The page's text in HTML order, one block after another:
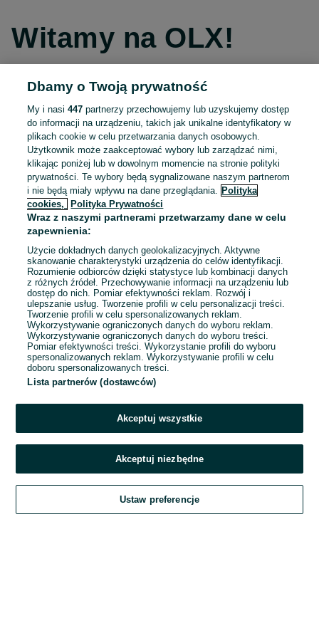
Witamy na OLX!
Kontynuuj przez Facebooka
Kontynuuj przez konto Apple
Kontynuuj przez konto Google
LUB
E-mail
Hasło
Zaloguj się
Kontynuując za pośrednictwem jednego z dostawców wskazanych powyżej,
OLX.pl w jego aktualnym brzmieniu.
Dbamy o Twoją prywatność
My i nasi447 partnerzy przechowujemy lub uzyskujemy dostęp
do informacji na urządzeniu, takich jak unikalne identyfikatory w
plikach cookie w celu przetwarzania danych osobowych.
Użytkownik może zaakceptować wybory lub zarządzać nimi,
klikając poniżej lub w dowolnym momencie na stronie polityki
prywatności. Te wybory będą sygnalizowane naszym partnerom
i nie będą miały wpływu na dane przeglądania.
Polityka
cookies,
Polityka Prywatności
Wraz z naszymi partnerami przetwarzamy dane w celu
zapewnienia:
Użycie dokładnych danych geolokalizacyjnych. Aktywne
skanowanie charakterystyki urządzenia do celów identyfikacji.
Rozumienie odbiorców dzięki statystyce lub kombinacji danych
z różnych źródeł. Przechowywanie informacji na urządzeniu lub
dostęp do nich. Pomiar efektywności reklam. Rozwój i
ulepszanie usług. Tworzenie profili w celu personalizacji treści.
Tworzenie profili w celu spersonalizowanych reklam.
Wykorzystywanie ograniczonych danych do wyboru reklam.
Wykorzystywanie ograniczonych danych do wyboru treści.
Pomiar efektywności treści. Wykorzystanie profili do wyboru
spersonalizowanych reklam. Wykorzystywanie profili w celu
doboru spersonalizowanych treści.
Lista partnerów (dostawców)
Akceptuj wszystkie
Akceptuj niezbędne
Ustaw preferencje